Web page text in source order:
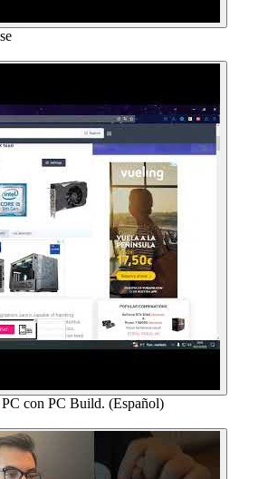
con PC Build. (Español)